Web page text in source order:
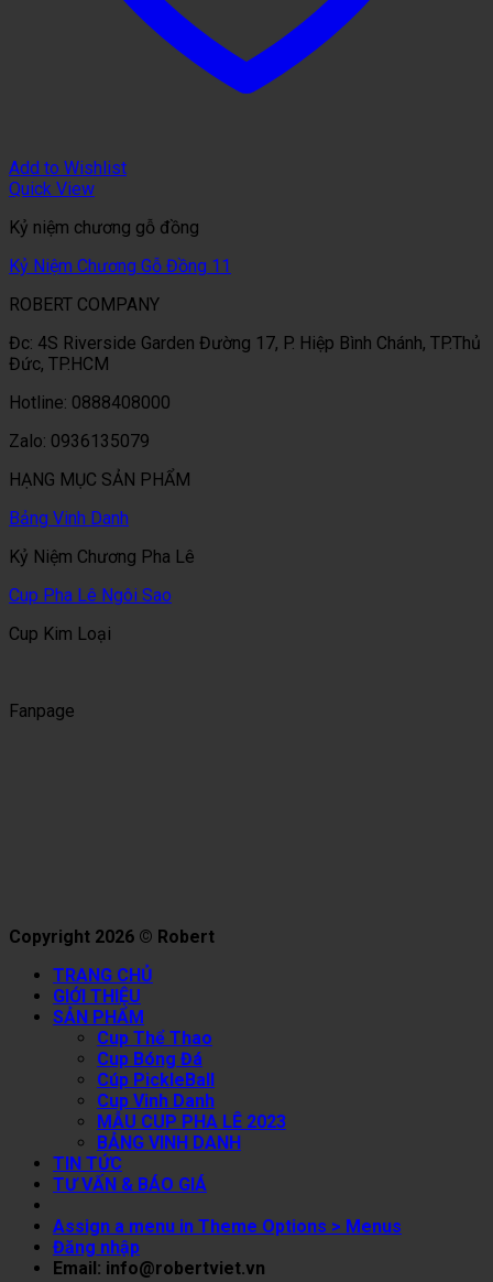
Add to Wishlist
Quick View
Kỷ niệm chương gỗ đồng
Kỷ Niệm Chương Gỗ Đồng 11
ROBERT COMPANY
Đc: 4S Riverside Garden Đường 17, P. Hiệp Bình Chánh, TP.Thủ
Đức, TP.HCM
Hotline: 0888408000
Zalo: 0936135079
HẠNG MỤC SẢN PHẨM
Bảng Vinh Danh
Kỷ Niệm Chương Pha Lê
Cup Pha Lê Ngôi Sao
Cup Kim Loại
Fanpage
Copyright 2026 © Robert
TRANG CHỦ
GIỚI THIỆU
SẢN PHẨM
Cup Thể Thao
Cup Bóng Đá
Cúp PickleBall
Cup Vinh Danh
MẪU CUP PHA LÊ 2023
BẢNG VINH DANH
TIN TỨC
TƯ VẤN & BÁO GIÁ
Assign a menu in Theme Options > Menus
Đăng nhập
Email: info@robertviet.vn